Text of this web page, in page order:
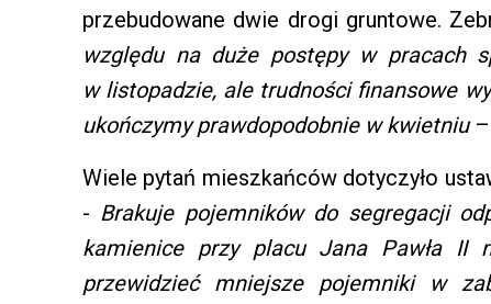
przebudowane dwie drogi gruntowe.
względu na duże postępy w pracach
w listopadzie, ale trudności finansowe
ukończymy prawdopodobnie w kwietniu–
Wiele pytań mieszkańców dotyczyło
- Brakuje pojemników do segregacji
kamienice przy placu Jana Pawła II
przewidzieć mniejsze pojemniki w